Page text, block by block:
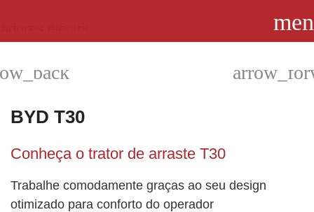
BYD T30
Conheça o trator de arraste T30
Trabalhe comodamente graças ao seu design
otimizado para conforto do operador